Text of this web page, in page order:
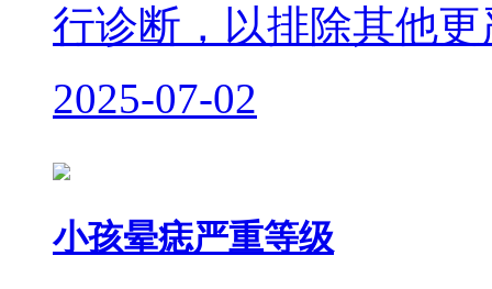
行诊断，以排除其他
2025-07-02
小孩晕痣严重等级